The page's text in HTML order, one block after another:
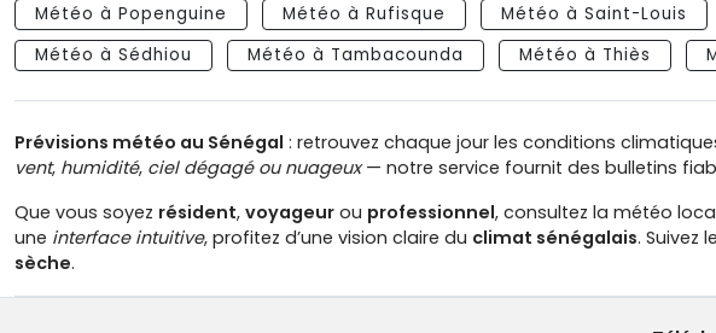
Météo à Popenguine
Météo à Rufisque Météo à Saint-Louis
Météo à Sédhiou
Météo à Tambacounda Météo à Thiès
Prévisions météo au Sénégal : retrouvez chaque jour les conditions
vent, humidité, ciel dégagé ou nuageux— notre service fournit des bulletins
Que vous soyez résident, voyageur ou professionnel, consultez la météo
une interface intuitive, profitez d’une vision claire du climat sénégalais. Suivez
sèche.